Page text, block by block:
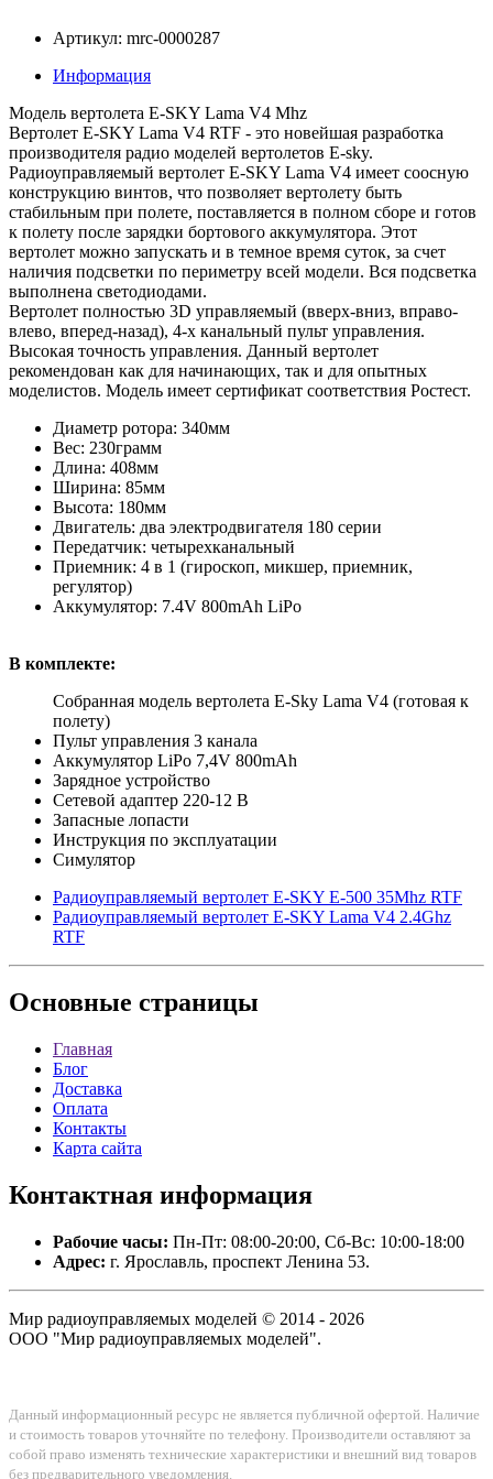
Артикул: mrc-0000287
Информация
Модель вертолета E-SKY Lama V4 Mhz
Вертолет E-SKY Lama V4 RTF - это новейшая разработка
производителя радио моделей вертолетов E-sky.
Радиоуправляемый вертолет E-SKY Lama V4 имеет соосную
конструкцию винтов, что позволяет вертолету быть
стабильным при полете, поставляется в полном сборе и готов
к полету после зарядки бортового аккумулятора. Этот
вертолет можно запускать и в темное время суток, за счет
наличия подсветки по периметру всей модели. Вся подсветка
выполнена светодиодами.
Вертолет полностью 3D управляемый (вверх-вниз, вправо-
влево, вперед-назад), 4-х канальный пульт управления.
Высокая точность управления. Данный вертолет
рекомендован как для начинающих, так и для опытных
моделистов. Модель имеет сертификат соответствия Ростест.
Диаметр ротора: 340мм
Вес: 230грамм
Длина: 408мм
Ширина: 85мм
Высота: 180мм
Двигатель: два электродвигателя 180 серии
Передатчик: четырехканальный
Приемник: 4 в 1 (гироскоп, микшер, приемник,
регулятор)
Аккумулятор: 7.4V 800mAh LiPo
В комплекте:
Собранная модель вертолета E-Sky Lama V4 (готовая к
полету)
Пульт управления 3 канала
Аккумулятор LiPo 7,4V 800mAh
Зарядное устройство
Сетевой адаптер 220-12 В
Запасные лопасти
Инструкция по эксплуатации
Cимулятор
Радиоуправляемый вертолет E-SKY E-500 35Mhz RTF
Радиоуправляемый вертолет E-SKY Lama V4 2.4Ghz
RTF
Основные страницы
Главная
Блог
Доставка
Оплата
Контакты
Карта сайта
Контактная информация
Рабочие часы: Пн-Пт: 08:00-20:00, Сб-Вс: 10:00-18:00
Адрес: г. Ярославль, проспект Ленина 53.
Мир радиоуправляемых моделей © 2014 - 2026
ООО "Мир радиоуправляемых моделей".
Данный информационный ресурс не является публичной офертой. Наличие
и стоимость товаров уточняйте по телефону. Производители оставляют за
собой право изменять технические характеристики и внешний вид товаров
без предварительного уведомления.